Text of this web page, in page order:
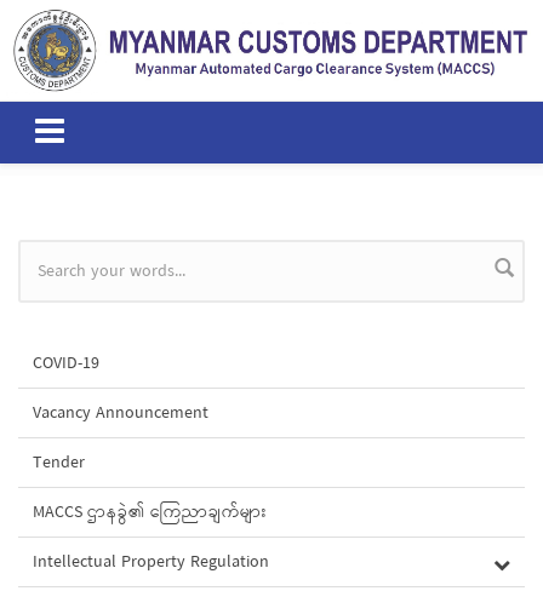
Skip to main content
Search form
COVID-19
Vacancy Announcement
Tender
MACCS ဌာနခွဲ၏ ကြေညာချက်များ
Intellectual Property Regulation